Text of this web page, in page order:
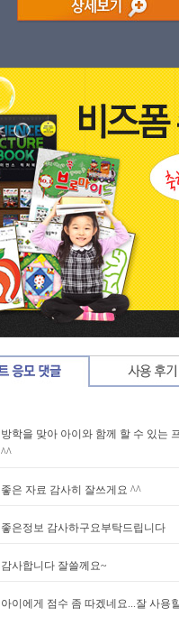
방학을 맞아 아이와 함께 할 수 있는
^^
좋은 자료 감사히 잘쓰게요 ^^
좋은정보 감사하구요부탁드립니다
감사합니다 잘쓸께요~
아이에게 점수 좀 따겠네요...잘 사용